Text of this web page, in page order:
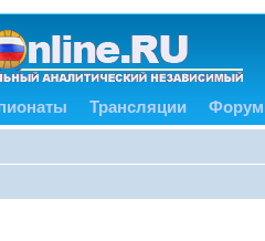
Трансляции Форум